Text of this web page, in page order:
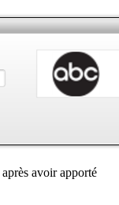
après avoir apporté